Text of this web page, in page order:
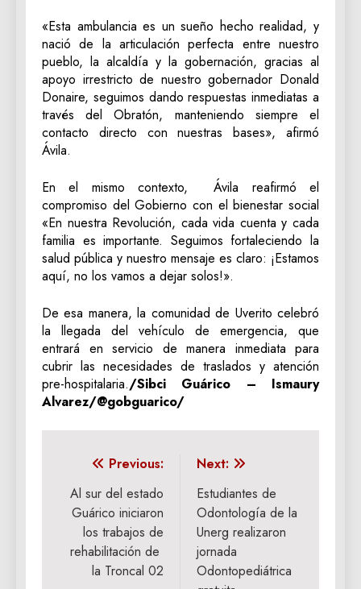
«Esta ambulancia es un sueño hecho realidad, y
nació de la articulación perfecta entre nuestro
pueblo, la alcaldía y la gobernación, gracias al
apoyo irrestricto de nuestro gobernador Donald
Donaire, seguimos dando respuestas inmediatas a
través del Obratón, manteniendo siempre el
contacto directo con nuestras bases», afirmó
Ávila.
En el mismo contexto, Ávila reafirmó el
compromiso del Gobierno con el bienestar social
«En nuestra Revolución, cada vida cuenta y cada
familia es importante. Seguimos fortaleciendo la
salud pública y nuestro mensaje es claro: ¡Estamos
aquí, no los vamos a dejar solos!».
De esa manera, la comunidad de Uverito celebró
la llegada del vehículo de emergencia, que
entrará en servicio de manera inmediata para
cubrir las necesidades de traslados y atención
pre-hospitalaria./Sibci Guárico – Ismaury
Alvarez/@gobguarico/
Navegación
de
entradas
Previous:
Al sur del estado
Guárico iniciaron
los trabajos de
rehabilitación de
la Troncal 02
Next:
Estudiantes de
Odontología de la
Unerg realizaron
jornada
Odontopediátrica